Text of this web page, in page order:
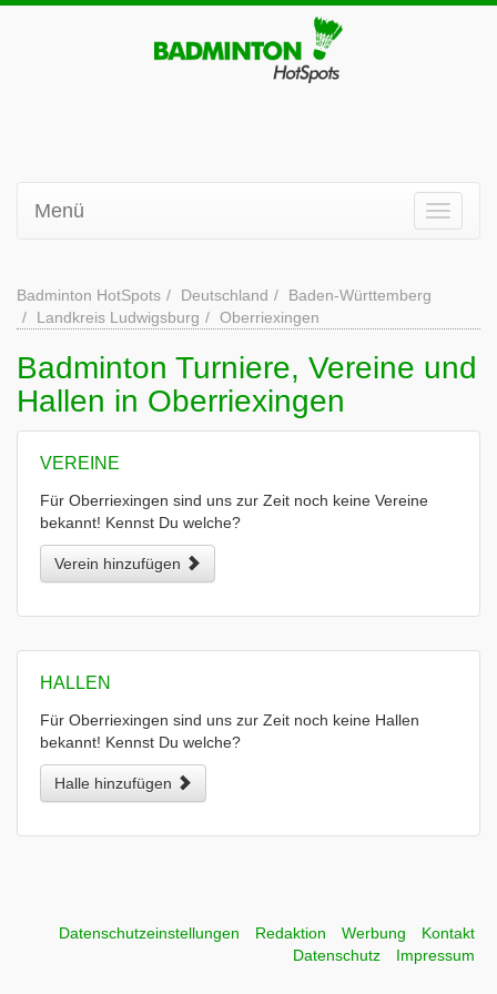
Menü
Badminton HotSpots Deutschland
Baden-Württemberg
Landkreis Ludwigsburg
Oberriexingen
Badminton Turniere, Vereine und
Hallen in Oberriexingen
VEREINE
Für Oberriexingen sind uns zur Zeit noch keine Vereine
bekannt! Kennst Du welche?
Verein hinzufügen
HALLEN
Für Oberriexingen sind uns zur Zeit noch keine Hallen
bekannt! Kennst Du welche?
Halle hinzufügen
Datenschutzeinstellungen Redaktion Werbung
Kontakt
Datenschutz
Impressum